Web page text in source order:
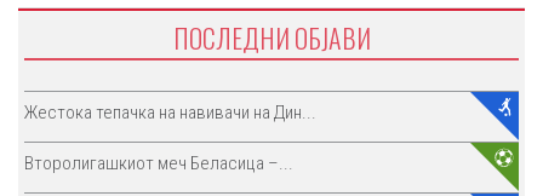
ПОСЛЕДНИ ОБЈАВИ
Жестока тепачка на навивачи на Дин...
Второлигашкиот меч Беласица –...